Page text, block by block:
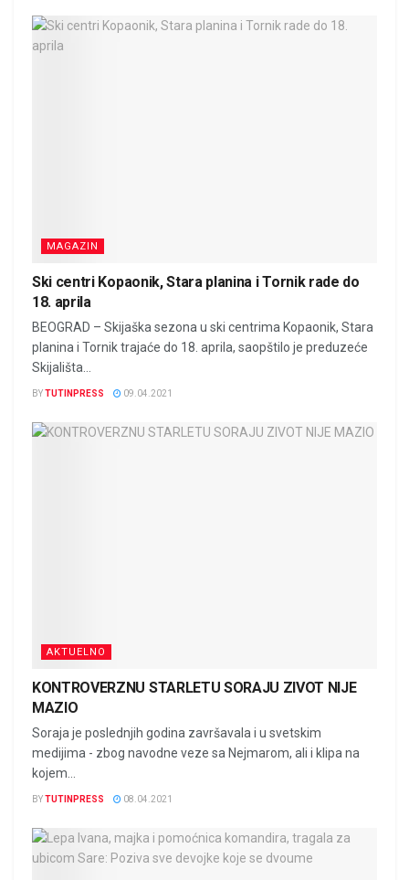
MAGAZIN
Ski centri Kopaonik, Stara planina i Tornik rade do
18. aprila
BEOGRAD – Skijaška sezona u ski centrima Kopaonik, Stara
planina i Tornik trajaće do 18. aprila, saopštilo je preduzeće
Skijališta...
BYTUTINPRESS 09.04.2021
AKTUELNO
KONTROVERZNU STARLETU SORAJU ZIVOT NIJE
MAZIO
Soraja je poslednjih godina završavala i u svetskim
medijima - zbog navodne veze sa Nejmarom, ali i klipa na
kojem...
BYTUTINPRESS 08.04.2021